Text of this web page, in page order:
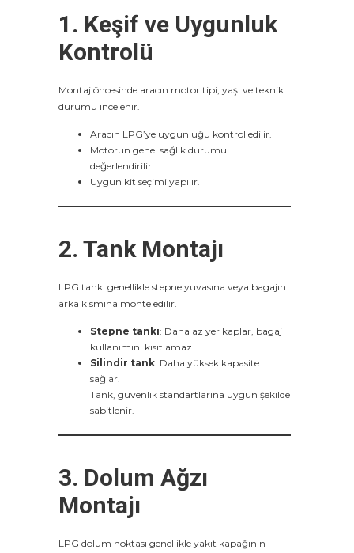
1. Keşif ve Uygunluk
Kontrolü
Montaj öncesinde aracın motor tipi, yaşı ve teknik
durumu incelenir.
Aracın LPG’ye uygunluğu kontrol edilir.
Motorun genel sağlık durumu
değerlendirilir.
Uygun kit seçimi yapılır.
2. Tank Montajı
LPG tankı genellikle stepne yuvasına veya bagajın
arka kısmına monte edilir.
Stepne tankı: Daha az yer kaplar, bagaj
kullanımını kısıtlamaz.
Silindir tank: Daha yüksek kapasite
sağlar.
Tank, güvenlik standartlarına uygun şekilde
sabitlenir.
3. Dolum Ağzı
Montajı
LPG dolum noktası genellikle yakıt kapağının